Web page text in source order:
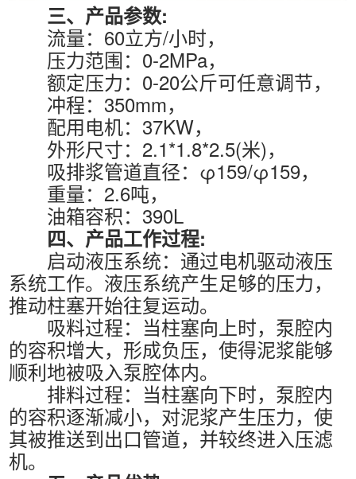
三、产品参数:
流量：60立方/小时，
压力范围：0-2MPa，
额定压力：0-20公斤可任意调节，
冲程：350mm，
配用电机：37KW，
外形尺寸：2.1*1.8*2.5(米)，
吸排浆管道直径：φ159/φ159，
重量：2.6吨，
油箱容积：390L
四、产品工作过程:
启动液压系统：通过电机驱动液压
系统工作。液压系统产生足够的压力，
推动柱塞开始往复运动。
吸料过程：当柱塞向上时，泵腔内
的容积增大，形成负压，使得泥浆能够
顺利地被吸入泵腔体内。
排料过程：当柱塞向下时，泵腔内
的容积逐渐减小，对泥浆产生压力，使
其被推送到出口管道，并较终进入压滤
机。